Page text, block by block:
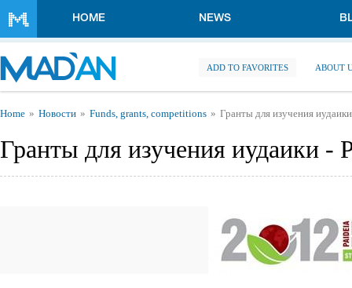
HOME NEWS
ADD TO FAVORITES ABOUT
You are here
Home Новости Funds, grants, competitions Гранты для изучения
Гранты для изучения иудаики -